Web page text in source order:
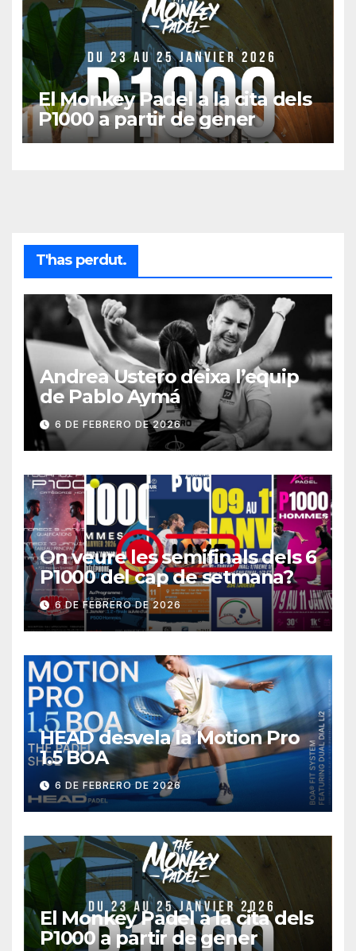
El Monkey Padel a la cita dels
P1000 a partir de gener
T'has perdut.
Andrea Ustero deixa l’equip
de Pablo Aymá
6 DE FEBRERO DE 2026
On veure les semifinals dels 6
P1000 del cap de setmana?
6 DE FEBRERO DE 2026
HEAD desvela la Motion Pro
1.5 BOA
6 DE FEBRERO DE 2026
El Monkey Padel a la cita dels
P1000 a partir de gener